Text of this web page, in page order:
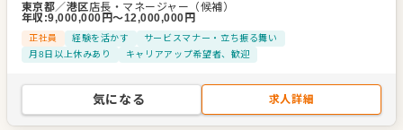
東京都／港区店長・マネージャー（候補）
年収:9,000,000 円〜12,000,000 円
正社員 経験を活かす
サービスマナー・立ち振る舞い
月8日以上休みあり
キャリアアップ希望者、歓迎
気になる 求人詳細